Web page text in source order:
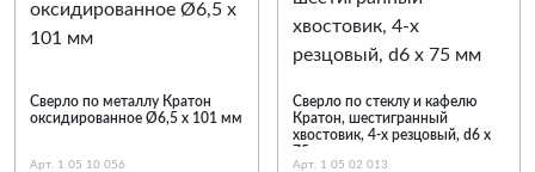
Сверло по металлу Кратон
оксидированное Ø6,5 х 101 мм
Арт. 1 05 10 056
Сверло по стеклу и кафелю
Кратон, шестигранный
хвостовик, 4-х резцовый, d6 х
75 мм
Арт. 1 05 02 013